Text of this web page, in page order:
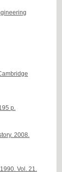
p.
2008.
Vol. 21.